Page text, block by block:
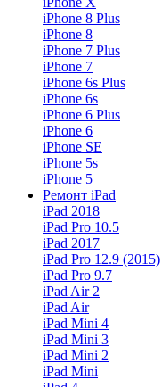
iPhone 8 Plus
iPhone 8
iPhone 7 Plus
iPhone 7
iPhone 6s Plus
iPhone 6s
iPhone 6 Plus
iPhone 6
iPhone SE
iPhone 5s
iPhone 5
Ремонт iPad
iPad 2018
iPad Pro 10.5
iPad 2017
iPad Pro 12.9 (2015)
iPad Pro 9.7
iPad Air 2
iPad Air
iPad Mini 4
iPad Mini 3
iPad Mini 2
iPad Mini